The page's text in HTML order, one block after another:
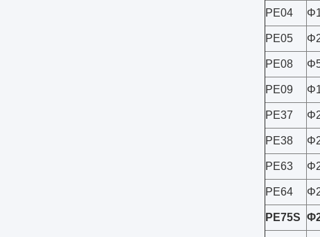
PE04
PE05
PE08
PE09
PE37
PE38
PE63
PE64
PE75S